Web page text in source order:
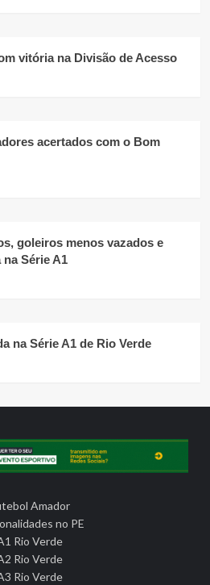
vitória na Divisão de Acesso
acertados com o Bom
goleiros menos vazados e
Série A1
na Série A1 de Rio Verde
Amador
no PE
Rio Verde
Rio Verde
Rio Verde